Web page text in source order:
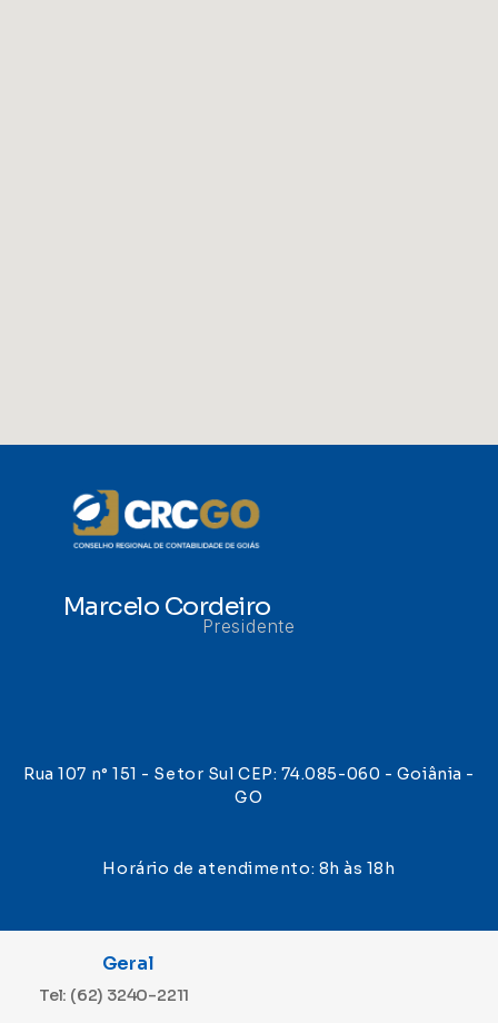
Marcelo Cordeiro
Presidente
Rua 107 n° 151 - Setor Sul CEP: 74.085-060 - Goiânia -
GO
Horário de atendimento: 8h às 18h
Geral
Tel: (62) 3240-2211